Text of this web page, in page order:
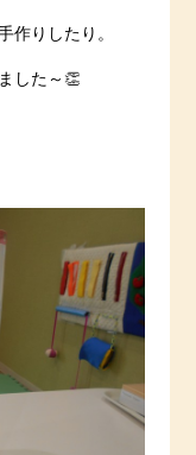
作りしたり。
した～👏